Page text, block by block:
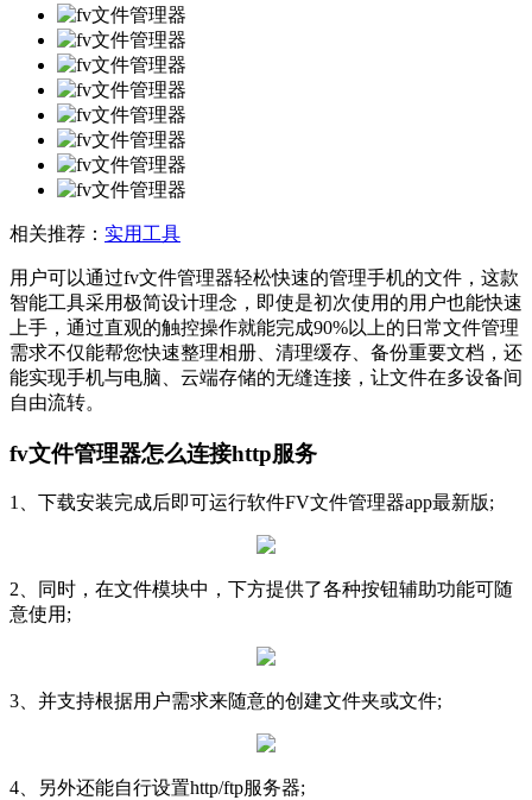
相关推荐： 实用工具
用户可以通过fv文件管理器轻松快速的管理手机的文件，这款
智能工具采用极简设计理念，即使是初次使用的用户也能快速
上手，通过直观的触控操作就能完成90%以上的日常文件管理
需求不仅能帮您快速整理相册、清理缓存、备份重要文档，还
能实现手机与电脑、云端存储的无缝连接，让文件在多设备间
自由流转。
fv文件管理器怎么连接http服务
1、下载安装完成后即可运行软件FV文件管理器app最新版;
2、同时，在文件模块中，下方提供了各种按钮辅助功能可随
意使用;
3、并支持根据用户需求来随意的创建文件夹或文件;
4、另外还能自行设置http/ftp服务器;